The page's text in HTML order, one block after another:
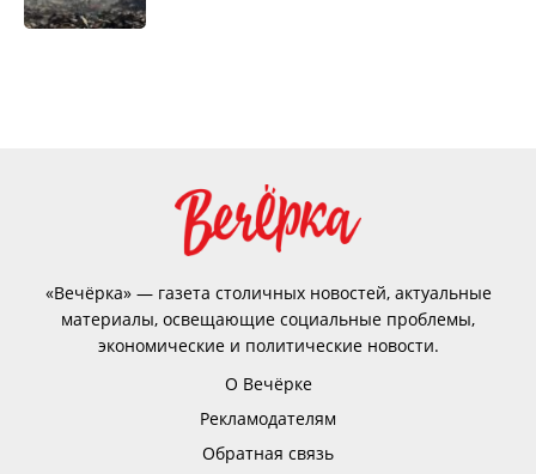
«Вечёрка» — газета столичных новостей, актуальные
материалы, освещающие социальные проблемы,
экономические и политические новости.
О Вечёрке
Рекламодателям
Обратная связь